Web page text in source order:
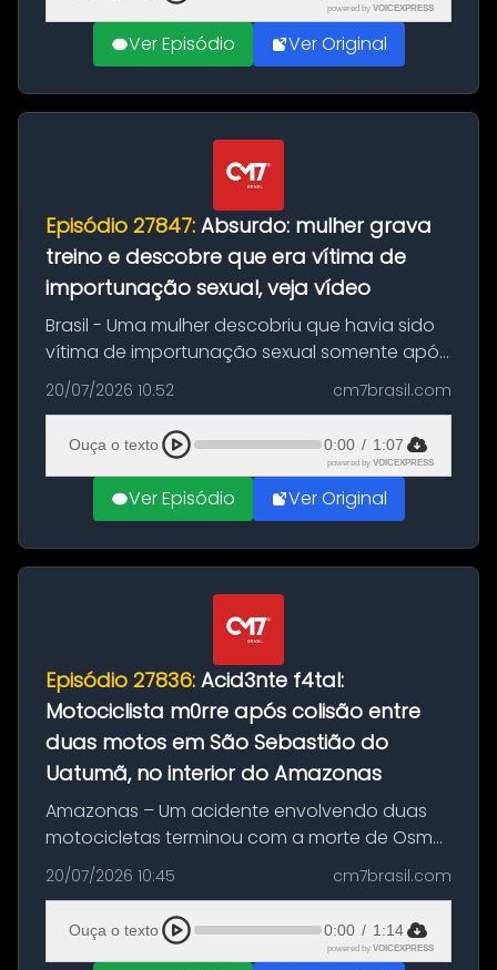
powered by VOICEXPRESS
Ver Episódio Ver Original
Episódio 27847: Absurdo: mulher grava
treino e descobre que era vítima de
importunação sexual, veja vídeo
Brasil - Uma mulher descobriu que havia sido
vítima de importunação sexual somente após
assistir a um vídeo que gravou enquanto
treinava na academia de um condomínio em
Feira de Santana, na Bahia. O c...
20/07/2026 10:52 cm7brasil.com
Ouça o texto 0:00 / 1:07
powered by VOICEXPRESS
Ver Episódio Ver Original
Episódio 27836: Acid3nte f4tal:
Motociclista m0rre após colisão entre
duas motos em São Sebastião do
Uatumã, no interior do Amazonas
Amazonas – Um acidente envolvendo duas
motocicletas terminou com a morte de Osmar
Figueiredo de Souza, de 38 anos, no município
de São Sebastião do Uatumã, no interior do
Amazonas. A colisão ocorreu n...
20/07/2026 10:45 cm7brasil.com
Ouça o texto 0:00 / 1:14
powered by VOICEXPRESS